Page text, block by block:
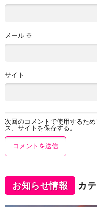
メール ※
サイト
次回のコメントで使用するた
ス、サイトを保存する。
お知らせ情報 カ